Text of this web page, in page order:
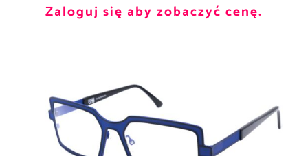
Zaloguj się aby zobaczyć cenę.